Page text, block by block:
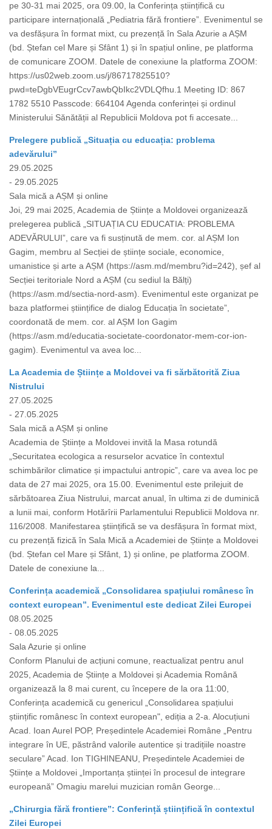
pe 30-31 mai 2025, ora 09.00, la Conferința științifică cu
participare internațională „Pediatria fără frontiere”. Evenimentul se
va desfășura în format mixt, cu prezență în Sala Azurie a AȘM
(bd. Ștefan cel Mare și Sfânt 1) și în spațiul online, pe platforma
de comunicare ZOOM. Datele de conexiune la platforma ZOOM:
https://us02web.zoom.us/j/86717825510?
pwd=teDgbVEugrCcv7awbQbIkc2VDLQfhu.1 Meeting ID: 867
1782 5510 Passcode: 664104 Agenda conferinței și ordinul
Ministerului Sănătății al Republicii Moldova pot fi accesate...
Prelegere publică „Situația cu educația: problema
adevărului”
29.05.2025
- 29.05.2025
Sala mică a AȘM și online
Joi, 29 mai 2025, Academia de Științe a Moldovei organizează
prelegerea publică „SITUAȚIA CU EDUCATIA: PROBLEMA
ADEVĂRULUI”, care va fi susținută de mem. cor. al AȘM Ion
Gagim, membru al Secției de științe sociale, economice,
umanistice și arte a AȘM (https://asm.md/membru?id=242), șef al
Secției teritoriale Nord a AȘM (cu sediul la Bălți)
(https://asm.md/sectia-nord-asm). Evenimentul este organizat pe
baza platformei științifice de dialog Educația în societate”,
coordonată de mem. cor. al AȘM Ion Gagim
(https://asm.md/educatia-societate-coordonator-mem-cor-ion-
gagim). Evenimentul va avea loc...
La Academia de Științe a Moldovei va fi sărbătorită Ziua
Nistrului
27.05.2025
- 27.05.2025
Sala mică a AȘM și online
Academia de Științe a Moldovei invită la Masa rotundă
„Securitatea ecologica a resurselor acvatice în contextul
schimbărilor climatice și impactului antropic”, care va avea loc pe
data de 27 mai 2025, ora 15.00. Evenimentul este prilejuit de
sărbătoarea Ziua Nistrului, marcat anual, în ultima zi de duminică
a lunii mai, conform Hotărîrii Parlamentului Republicii Moldova nr.
116/2008. Manifestarea științifică se va desfășura în format mixt,
cu prezență fizică în Sala Mică a Academiei de Științe a Moldovei
(bd. Ștefan cel Mare și Sfânt, 1) și online, pe platforma ZOOM.
Datele de conexiune la...
Conferința academică „Consolidarea spațiului românesc în
context european”. Evenimentul este dedicat Zilei Europei
08.05.2025
- 08.05.2025
Sala Azurie și online
Conform Planului de acțiuni comune, reactualizat pentru anul
2025, Academia de Științe a Moldovei și Academia Română
organizează la 8 mai curent, cu începere de la ora 11:00,
Conferința academică cu genericul „Consolidarea spațiului
științific românesc în context european", ediția a 2-a. Alocuțiuni
Acad. Ioan Aurel POP, Președintele Academiei Române „Pentru
integrare în UE, păstrând valorile autentice și tradițiile noastre
seculare” Acad. Ion TIGHINEANU, Președintele Academiei de
Științe a Moldovei „Importanța științei în procesul de integrare
europeană” Omagiu marelui muzician român George...
„Chirurgia fără frontiere”: Conferință științifică în contextul
Zilei Europei